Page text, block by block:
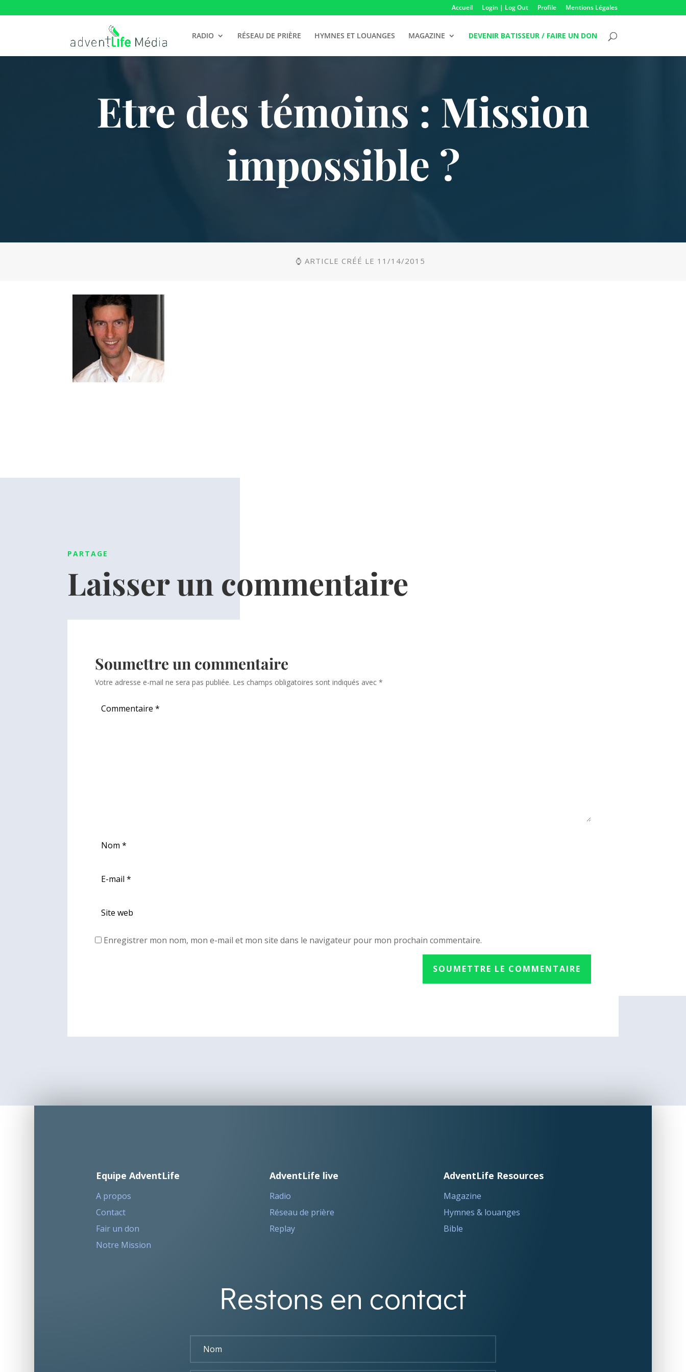
Accueil Login | Log Out Profile Mentions Légales
RADIO RÉSEAU DE PRIÈRE HYMNES ET LOUANGES MAGAZINE DEVENIR BATISSEUR / FAIRE UN DON
Etre des témoins : Mission
impossible ?
⌚ ARTICLE CRÉÉ LE 11/14/2015
PARTAGE
Laisser un commentaire
Soumettre un commentaire
Votre adresse e-mail ne sera pas publiée. Les champs obligatoires sont indiqués avec *
Enregistrer mon nom, mon e-mail et mon site dans le navigateur pour mon prochain commentaire.
SOUMETTRE LE COMMENTAIRE
Equipe AdventLife
A propos
Contact
Fair un don
Notre Mission
AdventLife live
Radio
Réseau de prière
Replay
AdventLife Resources
Magazine
Hymnes & louanges
Bible
Restons en contact